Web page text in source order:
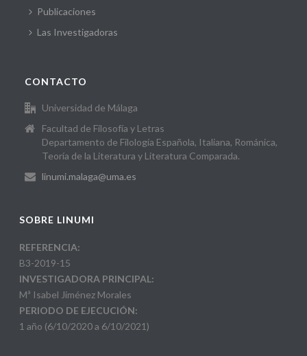
Publicaciones
Las Investigadoras
CONTACTO
Universidad de Málaga
Facultad de Filosofía y Letras
Departamento de Filología Española, Italiana, Románica,
Teoría de la Literatura y Literatura Comparada.
linumi.malaga@uma.es
SOBRE LINUMI
REFERENCIA:
B3-2019-15
INVESTIGADORA PRINCIPAL:
Mª Isabel Jiménez Morales
PERIODO DE EJECUCIÓN:
1 año (6/10/2020 a 6/10/2021)